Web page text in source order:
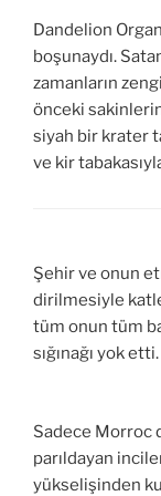
Dandelion
boşunaydı.
zamanların
önceki
siyah bir krater
ve kir
Şehir ve onun
dirilmesiyle
tüm onun tüm
sığınağı yok etti.
Sadece Morroc
parıldayan
yükselişinden